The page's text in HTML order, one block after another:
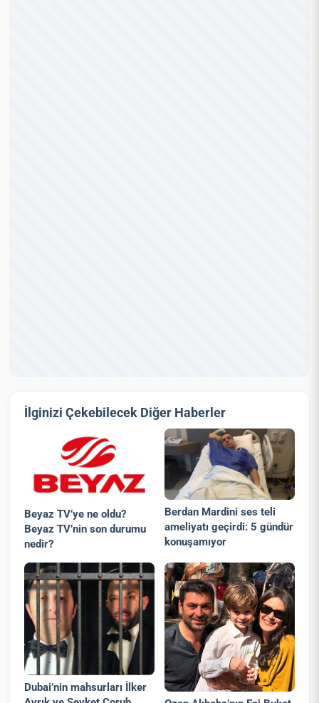
İlginizi Çekebilecek Diğer Haberler
Beyaz TV’ye ne oldu?
Beyaz TV’nin son durumu
nedir?
Berdan Mardini ses teli
ameliyatı geçirdi: 5 gündür
konuşamıyor
Dubai’nin mahsurları İlker